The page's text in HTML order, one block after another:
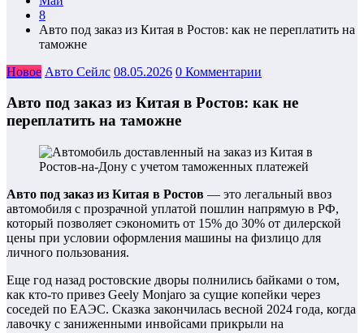
8
Авто под заказ из Китая в Ростов: как не переплатить на
таможне
Новое Авто Сейлс 08.05.2026 0 Комментарии
Авто под заказ из Китая в Ростов: как не
переплатить на таможне
Авто под заказ из Китая в Ростов — это легальный ввоз
автомобиля с прозрачной уплатой пошлин напрямую в РФ,
который позволяет сэкономить от 15% до 30% от дилерской
цены при условии оформления машины на физлицо для
личного пользования.
Еще год назад ростовские дворы полнились байками о том,
как кто-то привез Geely Monjaro за сущие копейки через
соседей по ЕАЭС. Сказка закончилась весной 2024 года, когда
лавочку с заниженными инвойсами прикрыли на